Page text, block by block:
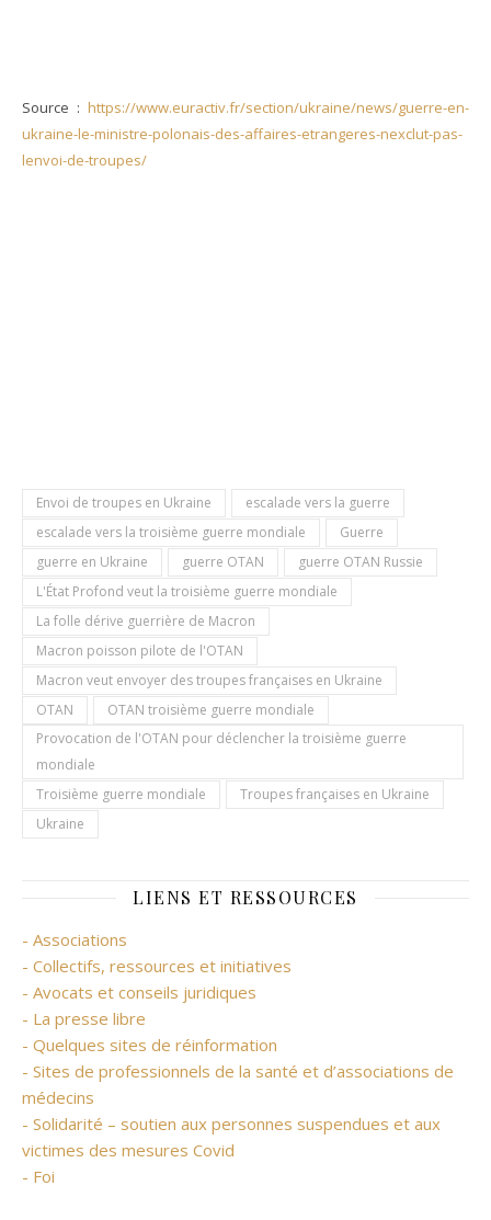
Source : https://www.euractiv.fr/section/ukraine/news/guerre-en-
ukraine-le-ministre-polonais-des-affaires-etrangeres-nexclut-pas-
lenvoi-de-troupes/
Envoi de troupes en Ukraine
escalade vers la guerre
escalade vers la troisième guerre mondiale
Guerre
guerre en Ukraine
guerre OTAN
guerre OTAN Russie
L'État Profond veut la troisième guerre mondiale
La folle dérive guerrière de Macron
Macron poisson pilote de l'OTAN
Macron veut envoyer des troupes françaises en Ukraine
OTAN
OTAN troisième guerre mondiale
Provocation de l'OTAN pour déclencher la troisième guerre
mondiale
Troisième guerre mondiale
Troupes françaises en Ukraine
Ukraine
LIENS ET RESSOURCES
- Associations
- Collectifs, ressources et initiatives
- Avocats et conseils juridiques
- La presse libre
- Quelques sites de réinformation
- Sites de professionnels de la santé et d’associations de
médecins
- Solidarité – soutien aux personnes suspendues et aux
victimes des mesures Covid
- Foi